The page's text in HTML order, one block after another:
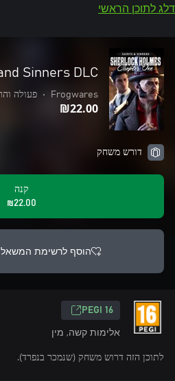
דלג לתוכן הראשי
Sinners DLC
Frogwares
• פעולה
‪₪‎22.00‬
דורש משחק
קנה
‪₪‎22.00‬
הוסף לרשימת
‎PEGI 16‎
אלימות קשה, מין
לתוכן הזה דרוש משחק (שנמכר בנפרד).